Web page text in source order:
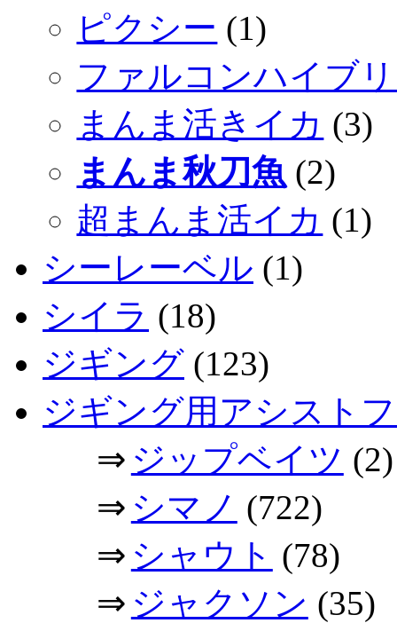
ピクシー (1)
ファルコンハイブ
まんま活きイカ (3)
まんま秋刀魚 (2)
超まんま活イカ (1)
シーレーベル (1)
シイラ (18)
ジギング (123)
ジギング用アシスト
⇒ ジップベイツ (2)
⇒ シマノ (722)
⇒ シャウト (78)
⇒ ジャクソン (35)